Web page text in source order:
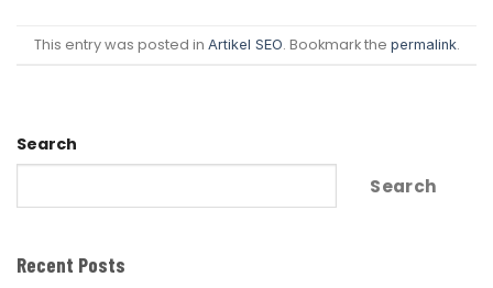
This entry was posted in Artikel SEO. Bookmark the permalink.
Search
Search
Recent Posts